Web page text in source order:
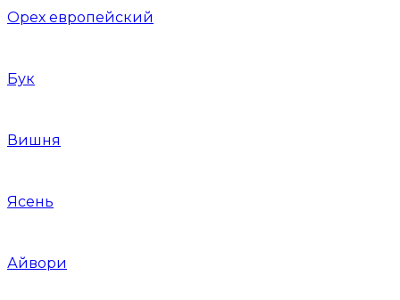
Орех европейский
Бук
Вишня
Ясень
Айвори